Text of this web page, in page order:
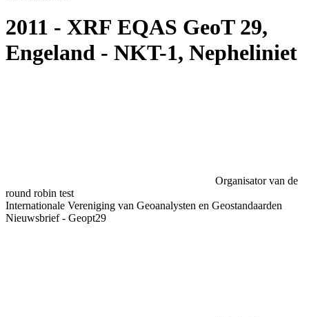
2011 - XRF EQAS GeoT 29,
Engeland - NKT-1, Nepheliniet
Organisator van de
round robin test
Internationale Vereniging van Geoanalysten en Geostandaarden
Nieuwsbrief - Geopt29